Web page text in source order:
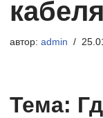
автор: admin
Тема: